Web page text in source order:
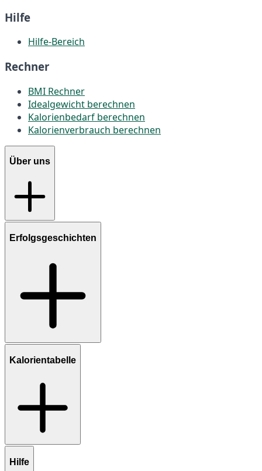
Hilfe
Hilfe-Bereich
Rechner
BMI Rechner
Idealgewicht berechnen
Kalorienbedarf berechnen
Kalorienverbrauch berechnen
Über uns
Erfolgsgeschichten
Kalorientabelle
Hilfe